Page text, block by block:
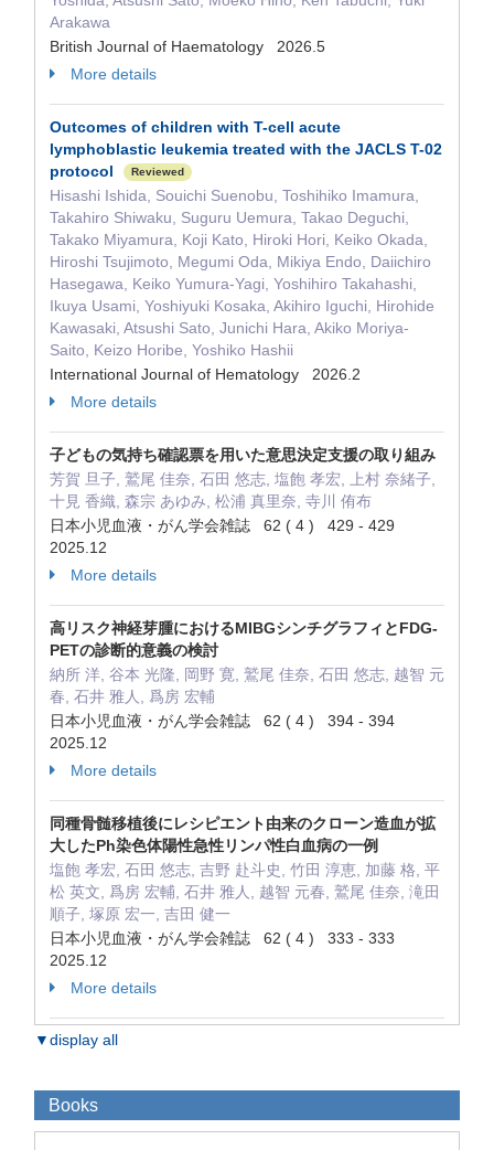
Arakawa
British Journal of Haematology 2026.5
More details
Outcomes of children with T-cell acute
lymphoblastic leukemia treated with the JACLS T-02
protocol
Reviewed
Hisashi Ishida, Souichi Suenobu, Toshihiko Imamura,
Takahiro Shiwaku, Suguru Uemura, Takao Deguchi,
Takako Miyamura, Koji Kato, Hiroki Hori, Keiko Okada,
Hiroshi Tsujimoto, Megumi Oda, Mikiya Endo, Daiichiro
Hasegawa, Keiko Yumura-Yagi, Yoshihiro Takahashi,
Ikuya Usami, Yoshiyuki Kosaka, Akihiro Iguchi, Hirohide
Kawasaki, Atsushi Sato, Junichi Hara, Akiko Moriya-
Saito, Keizo Horibe, Yoshiko Hashii
International Journal of Hematology 2026.2
More details
子どもの気持ち確認票を用いた意思決定支援の取り組み
芳賀 旦子, 鷲尾 佳奈, 石田 悠志, 塩飽 孝宏, 上村 奈緒子,
十見 香織, 森宗 あゆみ, 松浦 真里奈, 寺川 侑布
日本小児血液・がん学会雑誌 62 ( 4 ) 429 - 429
2025.12
More details
高リスク神経芽腫におけるMIBGシンチグラフィとFDG-
PETの診断的意義の検討
納所 洋, 谷本 光隆, 岡野 寛, 鷲尾 佳奈, 石田 悠志, 越智 元
春, 石井 雅人, 爲房 宏輔
日本小児血液・がん学会雑誌 62 ( 4 ) 394 - 394
2025.12
More details
同種骨髄移植後にレシピエント由来のクローン造血が拡
大したPh染色体陽性急性リンパ性白血病の一例
塩飽 孝宏, 石田 悠志, 吉野 赴斗史, 竹田 淳恵, 加藤 格, 平
松 英文, 爲房 宏輔, 石井 雅人, 越智 元春, 鷲尾 佳奈, 滝田
順子, 塚原 宏一, 吉田 健一
日本小児血液・がん学会雑誌 62 ( 4 ) 333 - 333
2025.12
More details
▼display all
Books